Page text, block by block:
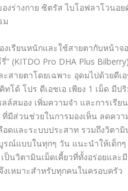
องร่างกาย ซิตรัส ไบโอฟลาโวนอ
ม
งเรียนหนักและใช้สายตากับหน้า
” (KITDO Pro DHA Plus
สายตาโดยเฉพาะ อุดมไปด้วยดี
ทโด้ โปร ดีเอชเอ เพียง 1 เม็ด มี
ล์สมอง เพิ่มความจำ และการเรี
ที่มีส่วนช่วยในการมองเห็น ลดคว
อดและระบบประสาท รวมถึงวิต
รณ์แบบในทุกๆ วัน แนะนำให้เด็ก
เป็นวิตามินเม็ดเคี้ยวที่ทั้งอร่อยแ
งเหมาะสำหรับทุกคนในครอบครัว